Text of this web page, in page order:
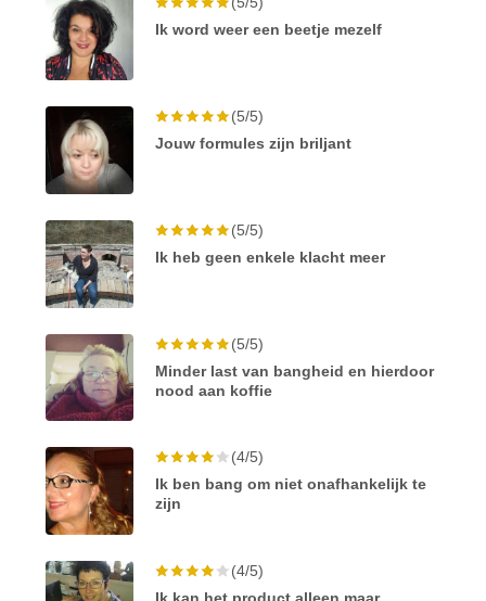
Ik word weer een beetje mezelf
(5/5)
Jouw formules zijn briljant
(5/5)
Ik heb geen enkele klacht meer
(5/5)
Minder last van bangheid en hierdoor
nood aan koffie
(4/5)
Ik ben bang om niet onafhankelijk te
zijn
(4/5)